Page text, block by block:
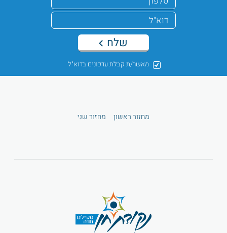
מאשר/ת קבלת עדכונים בדוא"ל
שלח
מחזור ראשון מחזור שני